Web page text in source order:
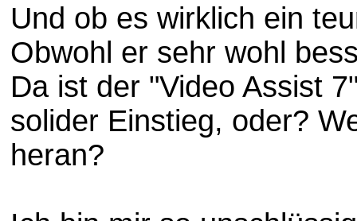
Und ob es wirklich ein
Obwohl er sehr wohl
Da ist der "Video Assist
solider Einstieg, oder?
heran?